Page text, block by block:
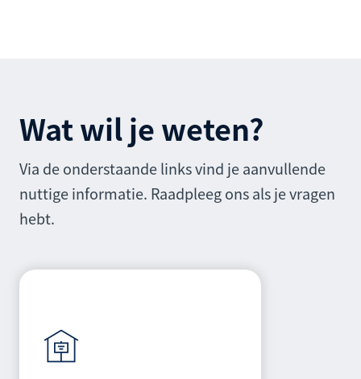
Wat wil je weten?
Via de onderstaande links vind je aanvullende
nuttige informatie. Raadpleeg ons als je vragen
hebt.